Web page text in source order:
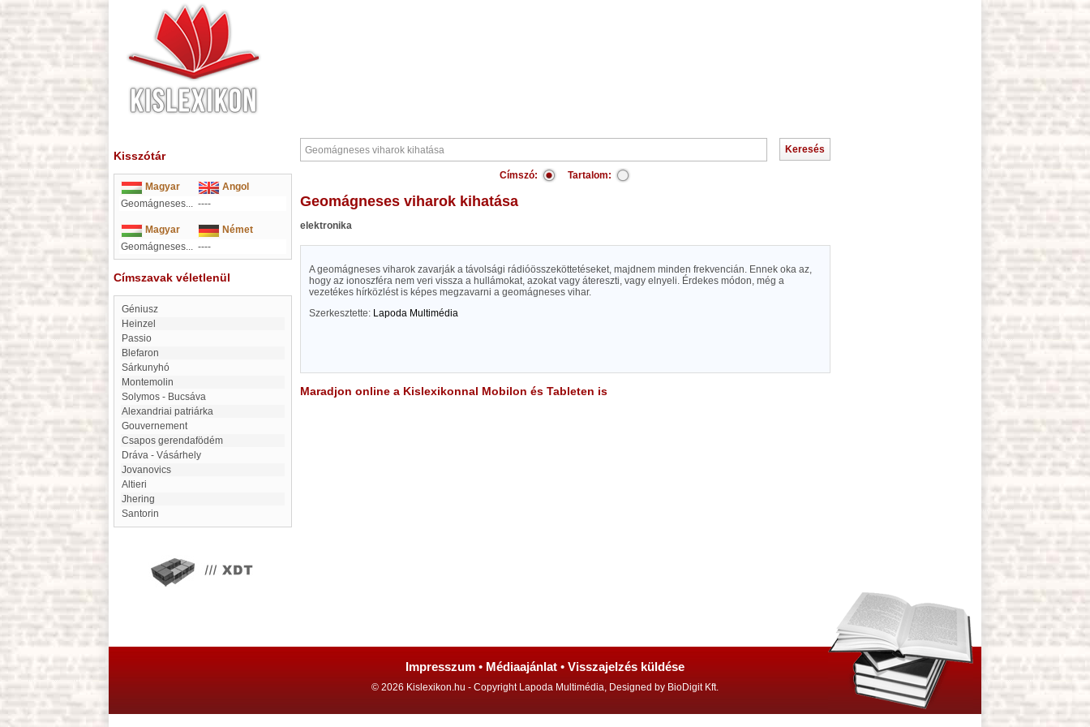
Kisszótár
Magyar
Angol
Geomágneses... ----
Magyar
Német
Geomágneses... ----
Címszavak véletlenül
Géniusz
Heinzel
Passio
Blefaron
Sárkunyhó
Montemolin
Solymos - Bucsáva
Alexandriai patriárka
gouvernement
Csapos gerendafödém
Dráva - Vásárhely
Jovanovics
Altieri
Jhering
Santorin
Címszó: Tartalom:
Geomágneses viharok kihatása
elektronika
A geomágneses viharok zavarják a távolsági rádióösszeköttetéseket, majdnem minden frekvencián. Ennek oka az,
hogy az ionoszféra nem veri vissza a hullámokat, azokat vagy átereszti, vagy elnyeli. Érdekes módon, még a
vezetékes hírközlést is képes megzavarni a geomágneses vihar.
Szerkesztette: Lapoda Multimédia
Maradjon online a Kislexikonnal Mobilon és Tableten is
Impresszum • Médiaajánlat • Visszajelzés küldése
© 2026 Kislexikon.hu - Copyright Lapoda Multimédia, Designed by BioDigit Kft.